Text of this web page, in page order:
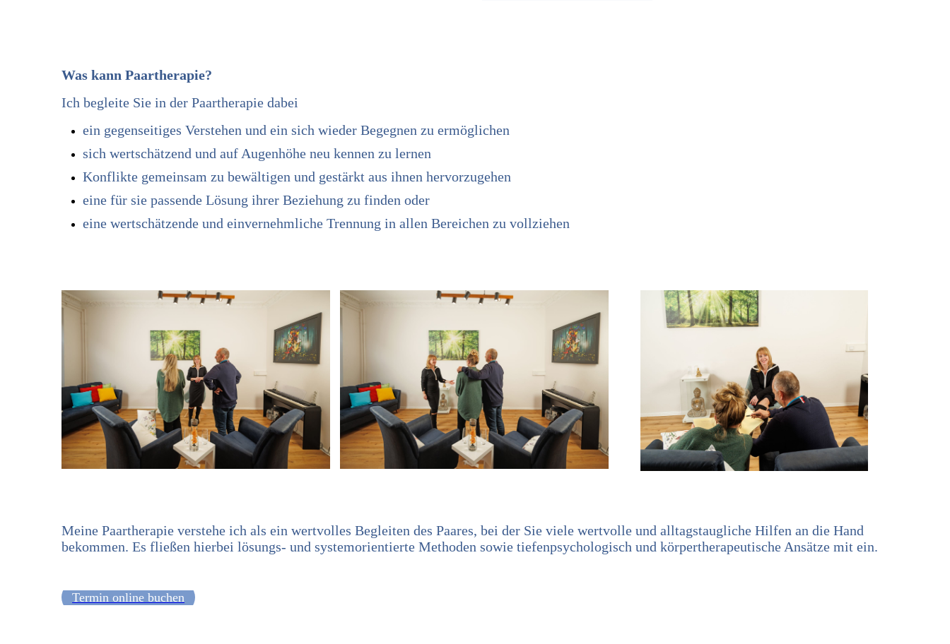
Was kann Paartherapie?
Ich begleite Sie in der Paartherapie dabei
ein gegenseitiges Verstehen und ein sich wieder Begegnen zu ermöglichen
sich wertschätzend und auf Augenhöhe neu kennen zu lernen
Konflikte gemeinsam zu bewältigen und gestärkt aus ihnen hervorzugehen
eine für sie passende Lösung ihrer Beziehung zu finden oder
eine wertschätzende und einvernehmliche Trennung in allen Bereichen zu vollziehen
Meine Paartherapie verstehe ich als ein wertvolles Begleiten des Paares, bei der Sie viele wertvolle und alltagstaugliche Hilfen an die Hand
bekommen. Es fließen hierbei lösungs- und systemorientierte Methoden sowie tiefenpsychologisch und körpertherapeutische Ansätze mit ein.
Termin online buchen